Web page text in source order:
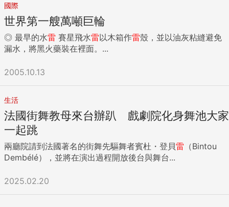
為要先急切地為它張羅藏身之所而急速下降。我見過同事交換
到一隻巨型抱枕，辦公桌下沒有空間可放，只好將它放在辦公
椅上，剛好那位同事在年末派對第2天開始放年假，結果是我
們其他同事跟那隻抱枕「共事」了好一段時間，直到那位同事
休假完復工回來，它才消失。 小處也可用心製造驚喜 在交換
禮物中有人誤觸地雷，當然也有人贏得大量口碑，極受歡迎，
因為有預算範圍，大家都不太期望什麼特別名貴東西，但就會
很在意有沒有花過一點心思，至少也是大方得體之選。我曾有
一位主管，雖然他交換禮物的選擇未必次次驚喜，但他每次總
會買預算範圍上限多20％、30％的禮物，讓很多同事都很期待
換到他的禮物，覺得很超值。 我們大多數人買交換的禮物，都
是用店家提供的免費包裝紙作一般包裝就好，但我見過一位同
事每次交換禮物，都特意參考網上那些禮物包裝的視頻，把禮
物包裝得漂漂亮亮，看起來比它的實際價值高很多，每次都讓
對細節的用心令部分主管很有印象，讓他有機會參與公司某些
國際
世界第一艘萬噸巨輪
◎ 最早的水雷 賽星飛水雷以木箱作雷殼，並以油灰粘縫避免
漏水，將黑火藥裝在裡面。...
2005.10.13
生活
法國街舞教母來台辦趴 戲劇院化身舞池大家
一起跳
兩廳院請到法國著名的街舞先驅舞者賓杜・登貝雷 （Bintou
Dembélé），並將在演出過程開放後台與舞台...
2025.02.20